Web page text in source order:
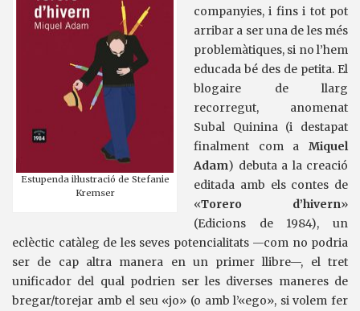
Estupenda il·lustració de Stefanie
Kremser
companyies, i fins i tot pot
arribar a ser una de les més
problemàtiques, si no l’hem
educada bé des de petita. El
blogaire de llarg
recorregut, anomenat
Subal Quinina (i destapat
finalment com a Miquel
Adam) debuta a la creació
editada amb els contes de
«Torero d’hivern»
(Edicions de 1984), un
eclèctic catàleg de les seves potencialitats —com no podria
ser de cap altra manera en un primer llibre—, el tret
unificador del qual podrien ser les diverses maneres de
bregar/torejar amb el seu «jo» (o amb l’«ego», si volem fer